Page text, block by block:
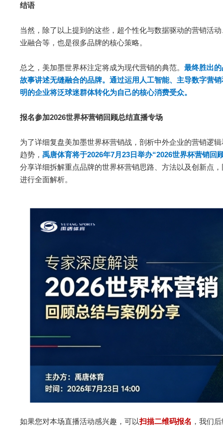
结语
当然，除了以上提到的这些，超个性化与数据驱动的营销活
业融合等，也是很多品牌的核心策略。
总之，美加墨世界杯注定将成为现代营销的典范。 最终胜出
故事讲述无缝融合的品牌。通过运用人工智能、主导数字营
明的企业将泛球迷群体转化为自己的核心消费受众。
报名参加2026世界杯营销回顾总结直播专场
为了详细复盘美加墨世界杯营销战，剖析中外企业的营销逻
趋势， 禹唐体育将于2026年7月23日举办“2026世界杯营销回
分享详细拆解重点品牌的世界杯营销思路、方法以及创新点
进行全面解析。
如果您对本场直播活动感兴趣，可以扫描二维码报名 ，我们